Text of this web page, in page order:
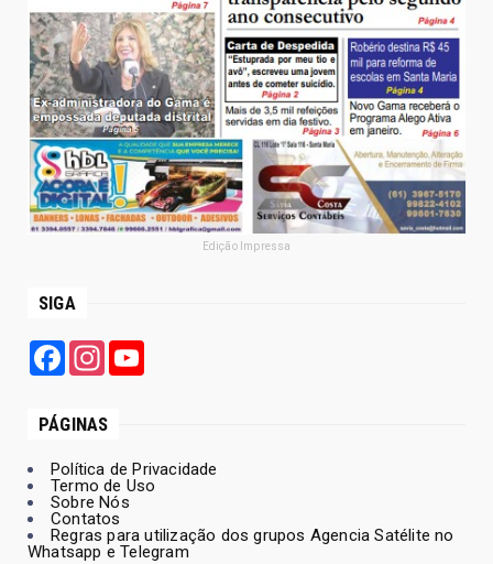
Edição Impressa
SIGA
FacebookInstagram
PÁGINAS
Política de Privacidade
Termo de Uso
Sobre Nós
Contatos
Regras para utilização dos grupos Agencia Satélite no
Whatsapp e Telegram